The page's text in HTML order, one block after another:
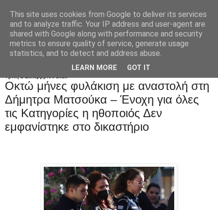
Οκτώ μήνες φυλάκιση με αναστολή στη
Δήμητρα Ματσούκα – Ένοχη για όλες
τις Kατηγορίες η ηθοποιός Δεν
εμφανίστηκε στο δικαστήριο
This site uses cookies from Google to deliver its services
and to analyze traffic. Your IP address and user-agent are
shared with Google along with performance and security
metrics to ensure quality of service, generate usage
statistics, and to detect and address abuse.
LEARN MORE GOT IT